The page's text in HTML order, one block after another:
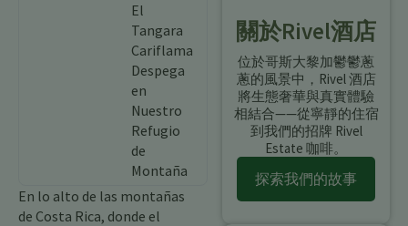
El
Tangara
Cariflama
Despega
en
Nuestro
Refugio
de
Montaña
En lo alto de las montañas
de Costa Rica, donde el
關於Rivel酒店
位於哥斯大黎加鬱鬱蔥
蔥的風景中，Rivel 酒店
將生態奢華與真實體驗
相結合——從寧靜的住宿
到我們的招牌 Rivel
Estate 咖啡。
探索我們的故事